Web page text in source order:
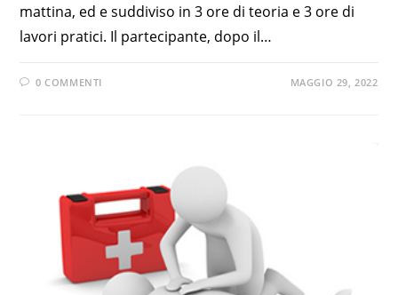
mattina, ed e suddiviso in 3 ore di teoria e 3 ore di
lavori pratici. Il partecipante, dopo il…
0 COMMENTI MAGGIO 29, 2022